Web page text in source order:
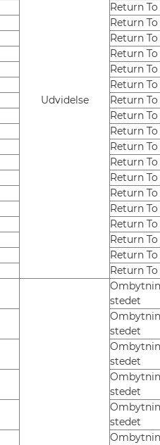
Udvidelse
Return
Return
Return
Return
Return
Return
Return
Return
Return
Return
Return
Return
Return
Return
Return
Return
Return
Return
stedet
stedet
stedet
stedet
stedet